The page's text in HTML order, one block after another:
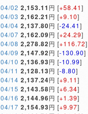
04/02 2,153.11 円 [+58.41]
04/03 2,162.21 円 [+9.10]
04/04 2,137.80円 [-24.41]
04/07 2,162.09円 [+24.29]
04/08 2,278.82円 [+116.72]
04/09 2,147.92円 [-130.90]
04/10 2,136.93円 [-10.99]
04/11 2,128.13円 [-8.80]
04/14 2,137.24円 [+9.11]
04/15 2,143.58円 [+6.34]
04/16 2,144.96円 [+1.39]
04/17 2,154.93円 [+9.97]